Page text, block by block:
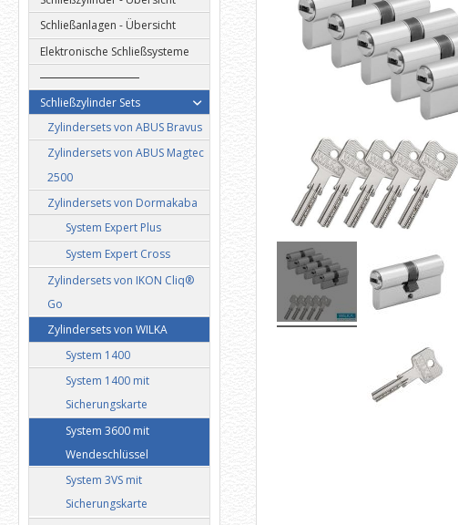
Bildergalerie
springen
Bildergalerie
springen
Schließanlagen - Übersicht
Elektronische Schließsysteme
Schließzylinder Sets
Zylindersets von ABUS Bravus
Zylindersets von ABUS Magtec
2500
Zylindersets von Dormakaba
System Expert Plus
System Expert Cross
Zylindersets von IKON Cliq®
Go
Zylindersets von WILKA
System 1400
System 1400 mit
Sicherungskarte
System 3600 mit
Wendeschlüssel
System 3VS mit
Sicherungskarte